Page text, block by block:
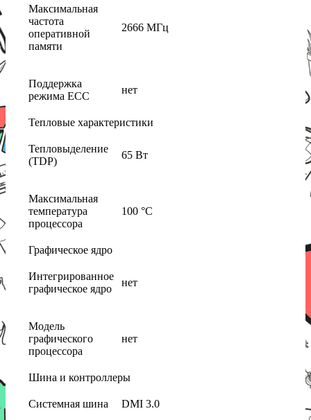
Максимальная
частота
оперативной
памяти
2666 МГц
Поддержка
режима ECC
нет
Тепловые характеристики
Тепловыделение
(TDP)
65 Вт
Максимальная
температура
процессора
100 °C
Графическое ядро
Интегрированное
графическое ядро
нет
Модель
графического
процессора
нет
Шина и контроллеры
Системная шина DMI 3.0